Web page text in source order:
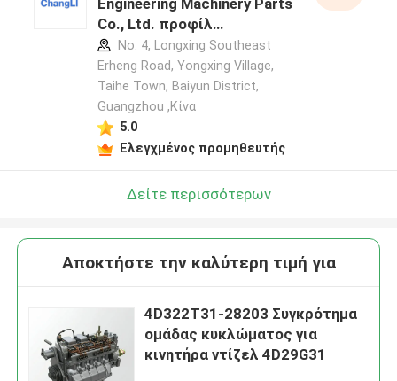
Engineering Machinery Parts
Co., Ltd. προφίλ
κατασκευαστή
No. 4, Longxing Southeast
Erheng Road, Yongxing Village,
Taihe Town, Baiyun District,
Guangzhou ,Κίνα
5.0
Ελεγχμένος προμηθευτής
Δείτε περισσότερων
Αποκτήστε την καλύτερη τιμή για
4D322T31-28203 Συγκρότημα
ομάδας κυκλώματος για
κινητήρα ντίζελ 4D29G31